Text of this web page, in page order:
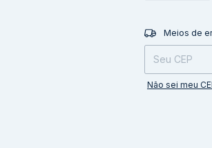
Entregas para o
Meios de
Não sei meu